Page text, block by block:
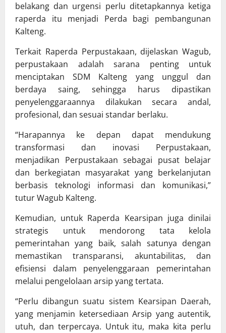
belakang dan urgensi perlu ditetapkannya ketiga
raperda itu menjadi Perda bagi pembangunan
Kalteng.
Terkait Raperda Perpustakaan, dijelaskan Wagub,
perpustakaan adalah sarana penting untuk
menciptakan SDM Kalteng yang unggul dan
berdaya saing, sehingga harus dipastikan
penyelenggaraannya dilakukan secara andal,
profesional, dan sesuai standar berlaku.
“Harapannya ke depan dapat mendukung
transformasi dan inovasi Perpustakaan,
menjadikan Perpustakaan sebagai pusat belajar
dan berkegiatan masyarakat yang berkelanjutan
berbasis teknologi informasi dan komunikasi,”
tutur Wagub Kalteng.
Kemudian, untuk Raperda Kearsipan juga dinilai
strategis untuk mendorong tata kelola
pemerintahan yang baik, salah satunya dengan
memastikan transparansi, akuntabilitas, dan
efisiensi dalam penyelenggaraan pemerintahan
melalui pengelolaan arsip yang tertata.
“Perlu dibangun suatu sistem Kearsipan Daerah,
yang menjamin ketersediaan Arsip yang autentik,
utuh, dan terpercaya. Untuk itu, maka kita perlu